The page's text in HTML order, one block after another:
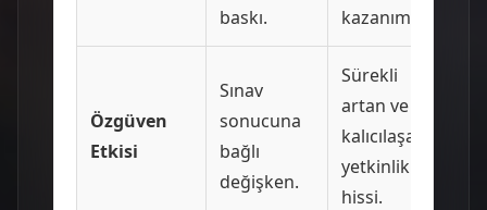
baskı.
kazanımı.
Özgüven
Etkisi
Sınav
sonucuna
bağlı
değişken.
Sürekli
artan ve
kalıcılaşan
yetkinlik
hissi.